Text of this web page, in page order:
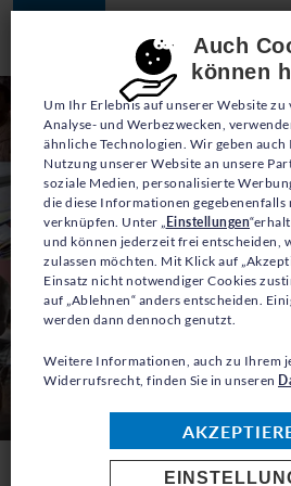
Consent-Einstellungen
Auch
können
Um Ihr Erlebnis auf unserer Website zu
Analyse- und Werbezwecken,
ähnliche Technologien. Wir geben
Nutzung unserer Website an unsere
soziale Medien, personalisierte
die diese Informationen gegebenenfalls
verknüpfen. Unter „ Einstellungen
und können jederzeit frei entscheiden,
zulassen möchten. Mit Klick auf
Einsatz nicht notwendiger Cookies
auf „Ablehnen“ anders entscheiden.
werden dann dennoch genutzt.
Weitere Informationen, auch zu Ihrem
Widerrufsrecht, finden Sie in unseren